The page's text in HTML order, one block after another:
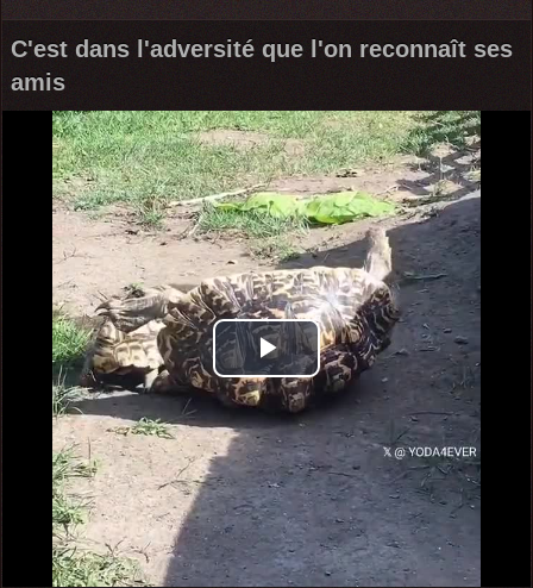
C'est dans l'adversité que l'on reconnaît ses
amis
Play
Video